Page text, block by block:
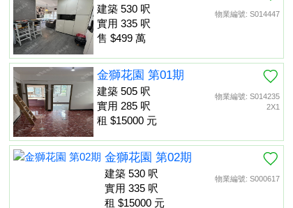
物業編號: S014447
建築 530 呎
實用 335 呎
售 $499 萬
物業編號: S014235
2X1
金獅花園 第01期
建築 505 呎
實用 285 呎
租 $15000 元
物業編號: S000617
金獅花園 第02期
建築 530 呎
實用 335 呎
租 $15000 元